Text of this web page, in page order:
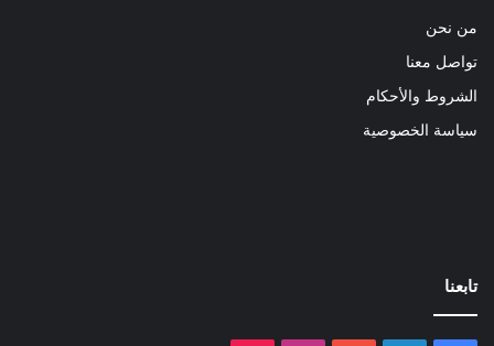
من نحن
تواصل معنا
الشروط والأحكام
سياسة الخصوصية
تابعنا